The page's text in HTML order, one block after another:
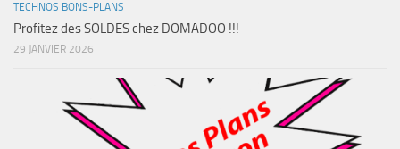
TECHNOS BONS-PLANS
Profitez des SOLDES chez DOMADOO !!!
29 JANVIER 2026